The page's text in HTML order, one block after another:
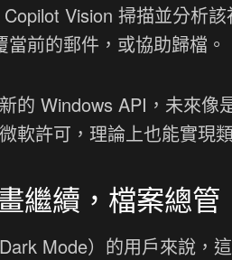
Vision 掃描並分析
前的郵件，或協助歸檔。
的 Windows API，未來像
軟許可，理論上也能實現
繼續，檔案總
Mode）的用戶來說，